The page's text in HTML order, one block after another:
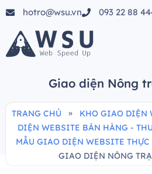
hotro@wsu.vn 093 22 88
Giao diện Nông
TRANG CHỦ » KHO GIAO DIỆN
DIỆN WEBSITE BÁN HÀNG -
MẪU GIAO DIỆN WEBSITE
GIAO DIỆN NÔNG